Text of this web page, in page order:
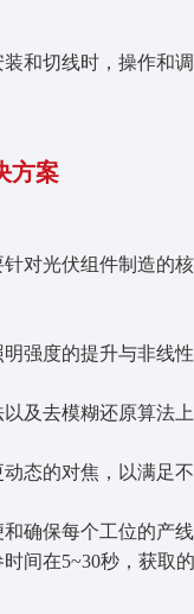
和切线时，操作和
方案
对光伏组件制造的
强度的提升与非线
及去模糊还原算法
态的对焦，以满足
确保每个工位的产
间在5~30秒，获